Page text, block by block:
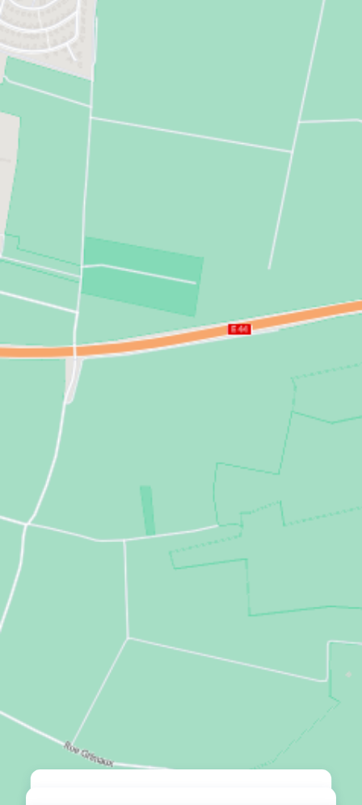
vitrage, d’ascenseurs et de garages privatifs,
privilégiant ainsi votre confort et votre sécurité. De
même, toutes nos nouvelles résidences bénéficient
d’un accès sécurisé par digicode et vidéophone.
Nous mettons également un point d’honneur à ce
que nos bâtiments soient toujours proches des
moyens de transport (stations de métro et gares
principalement), des écoles, centres hospitaliers et
autres aménagements de service. Amiens étant une
ville très dynamique et estudiantine, nous nous
efforçons de construire nos résidences à quelques
minutes des facultés et du secteur universitaire. Y
investir dans l’immobilier représente donc une
véritable opportunité lucrative. Ainsi, si vous
investissez dans un studio (comprenant un coin
cuisine équipée et adaptable), par exemple, il vous
sera relativement aisé de le mettre en location.
Découvrez la documentation de votre
résidence à Amiens
Entre Paris et Lille, Amiens offre un cadre de vie
bucolique au cœur de la Picardie. La préfecture de
la Somme séduit par son habile dosage entre ville
et campagne, tradition et modernité. A une heure
de la capitale et de la Baie de Somme, Amiens
possède tous les ingrédients d'un environnement
agréable au quotidien. Téléchargez notre
vos rêves à Amiens.